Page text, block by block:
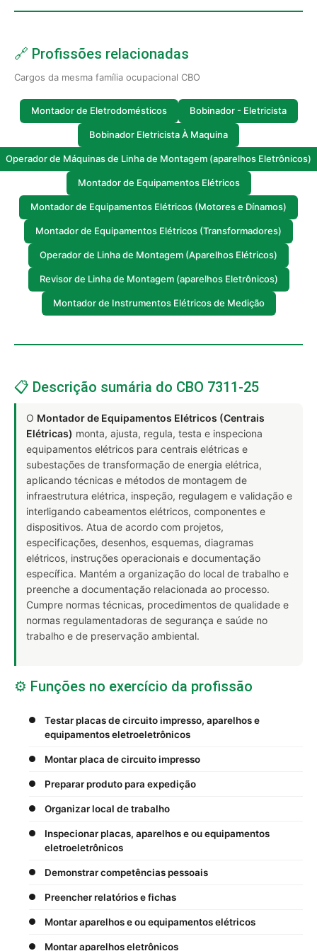
🔗 Profissões relacionadas
Cargos da mesma família ocupacional CBO
Montador de Eletrodomésticos Bobinador - Eletricista
Bobinador Eletricista À Maquina
Operador de Máquinas de Linha de Montagem (aparelhos Eletrônicos)
Montador de Equipamentos Elétricos
Montador de Equipamentos Elétricos (Motores e Dínamos)
Montador de Equipamentos Elétricos (Transformadores)
Operador de Linha de Montagem (Aparelhos Elétricos)
Revisor de Linha de Montagem (aparelhos Eletrônicos)
Montador de Instrumentos Elétricos de Medição
📋 Descrição sumária do CBO 7311-25
O Montador de Equipamentos Elétricos (Centrais
Elétricas) monta, ajusta, regula, testa e inspeciona
equipamentos elétricos para centrais elétricas e
subestações de transformação de energia elétrica,
aplicando técnicas e métodos de montagem de
infraestrutura elétrica, inspeção, regulagem e validação e
interligando cabeamentos elétricos, componentes e
dispositivos. Atua de acordo com projetos,
especificações, desenhos, esquemas, diagramas
elétricos, instruções operacionais e documentação
específica. Mantém a organização do local de trabalho e
preenche a documentação relacionada ao processo.
Cumpre normas técnicas, procedimentos de qualidade e
normas regulamentadoras de segurança e saúde no
trabalho e de preservação ambiental.
⚙️ Funções no exercício da profissão
Testar placas de circuito impresso, aparelhos e
equipamentos eletroeletrônicos
Montar placa de circuito impresso
Preparar produto para expedição
Organizar local de trabalho
Inspecionar placas, aparelhos e ou equipamentos
eletroeletrônicos
Demonstrar competências pessoais
Preencher relatórios e fichas
Montar aparelhos e ou equipamentos elétricos
Montar aparelhos eletrônicos